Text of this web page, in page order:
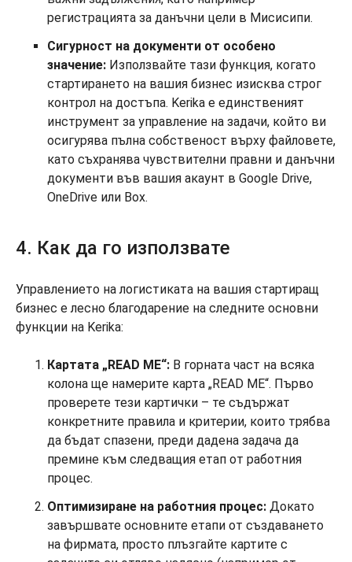
регистрацията за данъчни цели в Мисисипи.
Сигурност на документи от особено
значение: Използвайте тази функция, когато
стартирането на вашия бизнес изисква строг
контрол на достъпа. Kerika е единственият
инструмент за управление на задачи, който ви
осигурява пълна собственост върху файловете,
като съхранява чувствителни правни и данъчни
документи във вашия акаунт в Google Drive,
OneDrive или Box.
4. Как да го използвате
Управлението на логистиката на вашия стартиращ
бизнес е лесно благодарение на следните основни
функции на Kerika:
Картата „READ ME“: В горната част на всяка
колона ще намерите карта „READ ME“. Първо
проверете тези картички – те съдържат
конкретните правила и критерии, които трябва
да бъдат спазени, преди дадена задача да
премине към следващия етап от работния
процес.
Оптимизиране на работния процес: Докато
завършвате основните етапи от създаването
на фирмата, просто плъзгайте картите с